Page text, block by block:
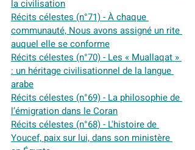
la civilisation
Récits célestes (n°71) - À chaque
communauté, Nous avons assigné un rite
auquel elle se conforme
Récits célestes (n°70) - Les « Muallaqat »
: un héritage civilisationnel de la langue
arabe
Récits célestes (n°69) - La philosophie de
l’émigration dans le Coran
Récits célestes (n°68) - L'histoire de
Youcef, paix sur lui, dans son ministère